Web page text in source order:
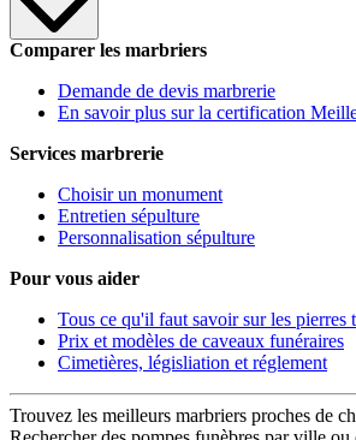
Comparer les marbriers
Demande de devis marbrerie
En savoir plus sur la certification
Services marbrerie
Choisir un monument
Entretien sépulture
Personnalisation sépulture
Pour vous aider
Tous ce qu'il faut savoir sur les pierres
Prix et modèles de caveaux funéraires
Cimetières, législiation et réglement
Trouvez les meilleurs marbriers proches de